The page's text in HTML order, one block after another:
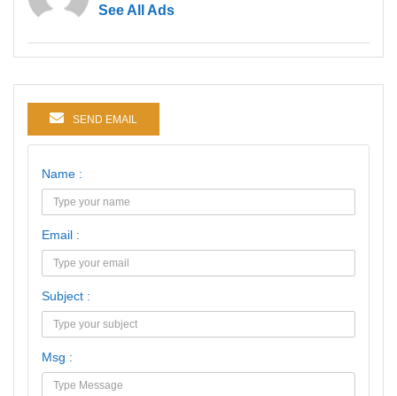
See All Ads
SEND EMAIL
Name :
Email :
Subject :
Msg :